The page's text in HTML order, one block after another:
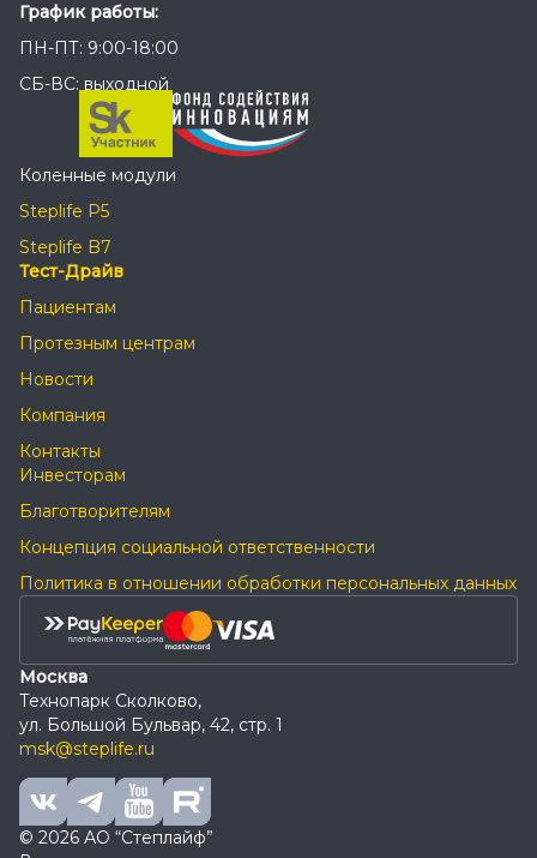
Москва
Технопарк Сколково,
ул. Большой Бульвар, 42, стр. 1
msk@steplife.ru
Коленные модули
Steplife P5
Steplife B7
Тест-Драйв
Пациентам
Протезным центрам
Новости
Компания
Контакты
Инвесторам
Благотворителям
Концепция социальной ответственности
Политика в отношении обработки персональных данных
График работы:
ПН-ПТ: 9:00-18:00
СБ-ВС: выходной
© 2026 АО “Степлайф”